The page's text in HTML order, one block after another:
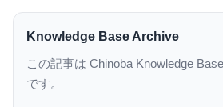
Knowledge Base Archive
この記事は Chinoba Knowledge
です。